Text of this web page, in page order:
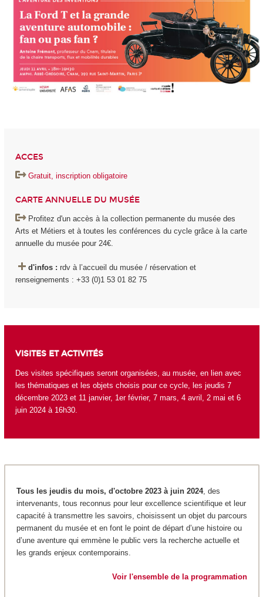
ACCES
Gratuit, inscription obligatoire
CARTE ANNUELLE DU MUSÉE
Profitez d'un accès à la collection permanente du musée des
Arts et Métiers et à toutes les conférences du cycle grâce à la carte
annuelle du musée pour 24€.
d'infos : rdv à l’accueil du musée / réservation et
renseignements : +33 (0)1 53 01 82 75
VISITES ET ACTIVITÉS
Des visites spécifiques seront organisées, au musée, en lien avec
les thématiques et les objets choisis pour ce cycle, les jeudis 7
décembre 2023 et 11 janvier, 1erfévrier, 7 mars, 4 avril, 2 mai et 6
juin 2024 à 16h30.
Tous les jeudis du mois, d'octobre 2023 à juin 2024, des
intervenants, tous reconnus pour leur excellence scientifique et leur
capacité à transmettre les savoirs, choisissent un objet du parcours
permanent du musée et en font le point de départ d’une histoire ou
d’une aventure qui emmène le public vers la recherche actuelle et
les grands enjeux contemporains.
Voir l'ensemble de la programmation